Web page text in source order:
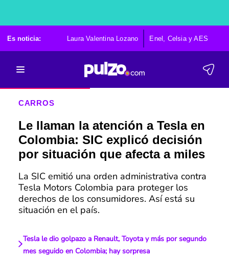
Es noticia: Laura Valentina Lozano Enel, Celsia y AES
CARROS
Le llaman la atención a Tesla en
Colombia: SIC explicó decisión
por situación que afecta a miles
La SIC emitió una orden administrativa contra
Tesla Motors Colombia para proteger los
derechos de los consumidores. Así está su
situación en el país.
Tesla le dio golpazo a Renault, Toyota y más por segundo
mes seguido en Colombia; hay sorpresa